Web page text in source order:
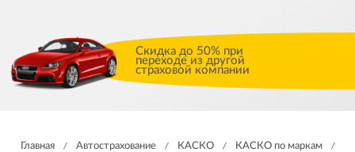
Скидка до 50% при
переходе из другой
страховой компании
Главная / Автострахование / КАСКО / КАСКО по маркам /